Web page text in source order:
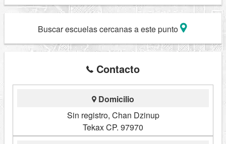
Buscar escuelas cercanas a este punto
Contacto
Domicilio
Sin registro, Chan Dzinup
Tekax CP. 97970